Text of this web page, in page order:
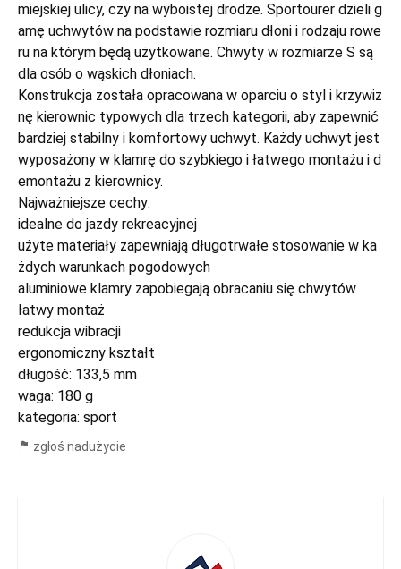
miejskiej ulicy, czy na wyboistej drodze. Sportourer dzieli g
amę uchwytów na podstawie rozmiaru dłoni i rodzaju rowe
ru na którym będą użytkowane. Chwyty w rozmiarze S są
dla osób o wąskich dłoniach.
Konstrukcja została opracowana w oparciu o styl i krzywiz
nę kierownic typowych dla trzech kategorii, aby zapewnić
bardziej stabilny i komfortowy uchwyt. Każdy uchwyt jest
wyposażony w klamrę do szybkiego i łatwego montażu i d
emontażu z kierownicy.
Najważniejsze cechy:
idealne do jazdy rekreacyjnej
użyte materiały zapewniają długotrwałe stosowanie w ka
żdych warunkach pogodowych
aluminiowe klamry zapobiegają obracaniu się chwytów
łatwy montaż
redukcja wibracji
ergonomiczny kształt
długość: 133,5 mm
waga: 180 g
kategoria: sport
zgłoś nadużycie